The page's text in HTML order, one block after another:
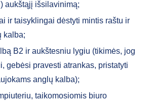
aukštąjį išsilavinimą;
ir taisyklingai dėstyti mintis raštu ir
kalba;
B2 ir aukštesniu lygiu (tikimės, jog
gebėsi pravesti atrankas, pristatyti
anglų kalba);
taikomosiomis biuro